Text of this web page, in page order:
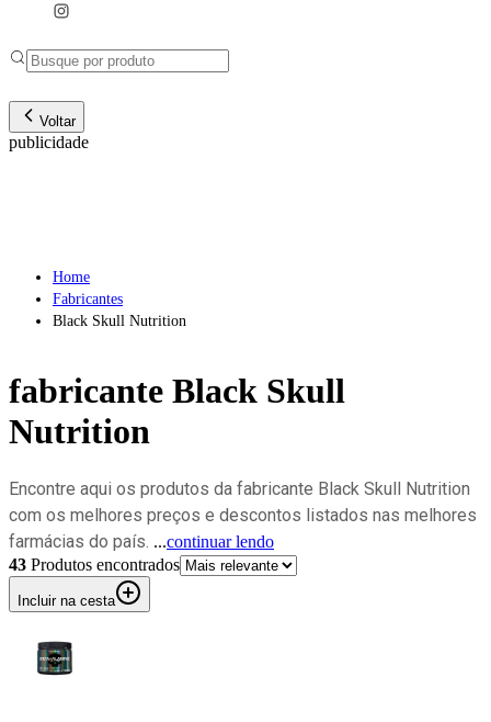
Voltar
publicidade
Home
Fabricantes
Black Skull Nutrition
fabricante Black Skull
Nutrition
Encontre aqui os produtos da fabricante Black Skull Nutrition
com os melhores preços e descontos listados nas melhores
farmácias do país. ...continuar lendo
43 Produtos encontrados
Incluir na cesta